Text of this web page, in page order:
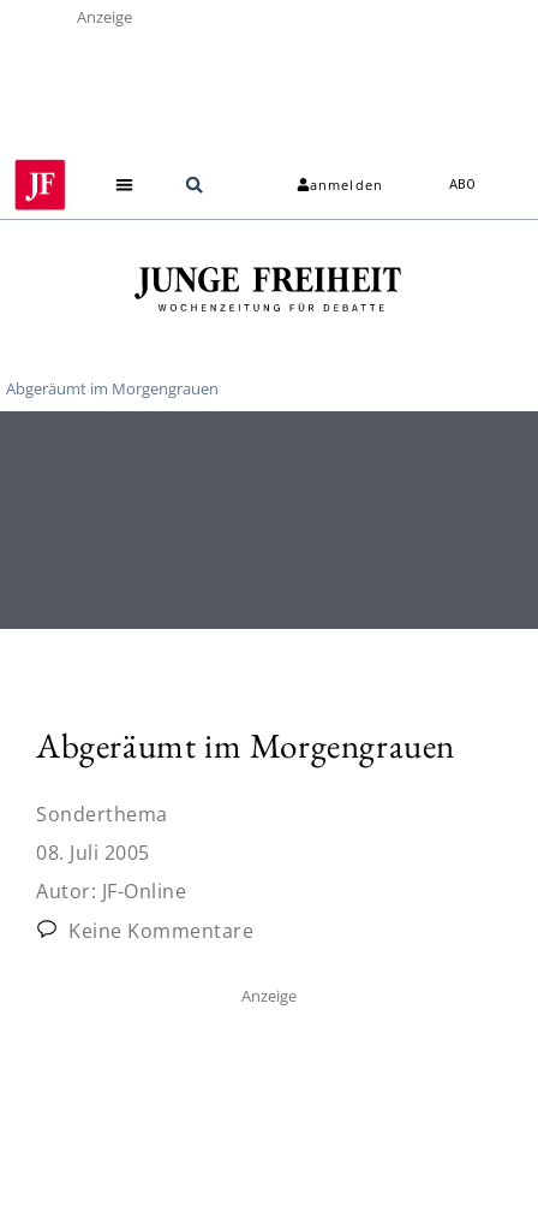
Anzeige
anmelden ABO
Abgeräumt im Morgengrauen
Abgeräumt im Morgengrauen
Sonderthema
08. Juli 2005
Autor: JF-Online
Keine Kommentare
Anzeige